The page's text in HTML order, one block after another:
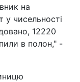
на
у чисельності
12220
в полон," -